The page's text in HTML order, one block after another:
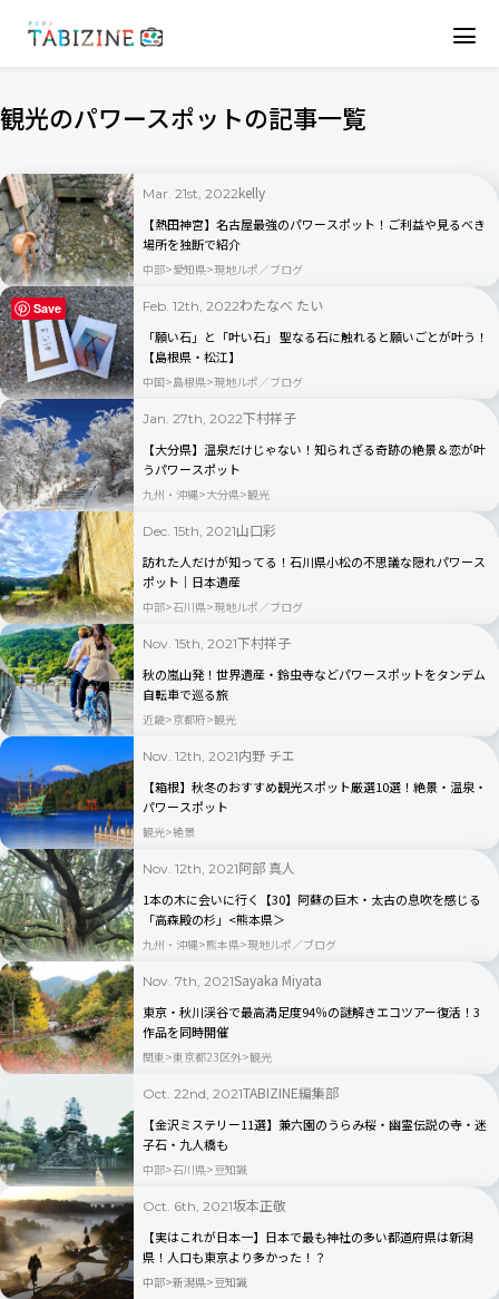
観光のパワースポットの記事一覧
Mar. 21st, 2022kelly
【熱田神宮】名古屋最強のパワースポット！ご利益や見るべき
場所を独断で紹介
中部 愛知県 現地ルポ／ブログ
Feb. 12th, 2022わたなべ たい
「願い石」と「叶い石」 聖なる石に触れると願いごとが叶う！
【島根県・松江】
中国 島根県 現地ルポ／ブログ
Jan. 27th, 2022下村祥子
【大分県】温泉だけじゃない！知られざる奇跡の絶景＆恋が叶
うパワースポット
九州・沖縄 大分県 観光
Dec. 15th, 2021山口彩
訪れた人だけが知ってる！石川県小松の不思議な隠れパワース
ポット｜日本遺産
中部 石川県 現地ルポ／ブログ
Nov. 15th, 2021下村祥子
秋の嵐山発！世界遺産・鈴虫寺などパワースポットをタンデム
自転車で巡る旅
近畿 京都府 観光
Nov. 12th, 2021内野 チエ
【箱根】秋冬のおすすめ観光スポット厳選10選！絶景・温泉・
パワースポット
観光 絶景
Nov. 12th, 2021阿部 真人
1本の木に会いに行く【30】阿蘇の巨木・太古の息吹を感じる
「高森殿の杉」<熊本県＞
九州・沖縄 熊本県 現地ルポ／ブログ
Nov. 7th, 2021Sayaka Miyata
東京・秋川渓谷で最高満足度94％の謎解きエコツアー復活！3
作品を同時開催
関東 東京都23区外 観光
Oct. 22nd, 2021TABIZINE編集部
【金沢ミステリー11選】兼六園のうらみ桜・幽霊伝説の寺・迷
子石・九人橋も
中部 石川県 豆知識
Oct. 6th, 2021坂本正敬
【実はこれが日本一】日本で最も神社の多い都道府県は新潟
県！人口も東京より多かった！？
中部 新潟県 豆知識
Save